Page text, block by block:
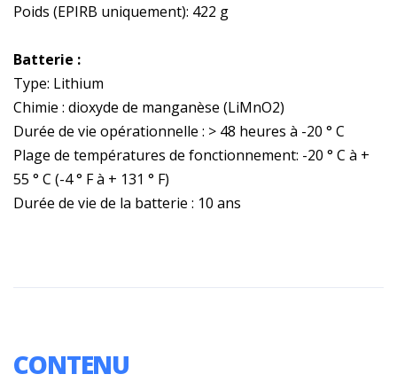
Poids (EPIRB uniquement): 422 g
Batterie :
Type: Lithium
Chimie : dioxyde de manganèse (LiMnO2)
Durée de vie opérationnelle : > 48 heures à -20 ° C
Plage de températures de fonctionnement: -20 ° C à +
55 ° C (-4 ° F à + 131 ° F)
Durée de vie de la batterie : 10 ans
CONTENU